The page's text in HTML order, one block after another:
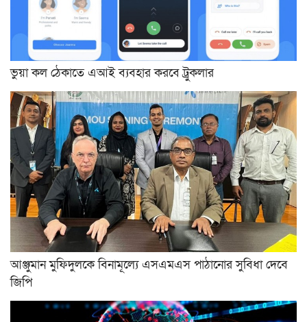
ভুয়া কল ঠেকাতে এআই ব্যবহার করবে ট্রুকলার
আঞ্জুমান মুফিদুলকে বিনামূল্যে এসএমএস পাঠানোর সুবিধা দেবে
জিপি